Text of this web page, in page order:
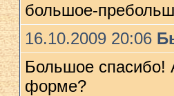
большое-
16.10.2009 20:06
Большое спасибо!
форме?